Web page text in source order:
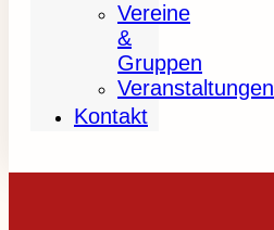
Vereine
&
Gruppen
Veranstaltungen
Kontakt